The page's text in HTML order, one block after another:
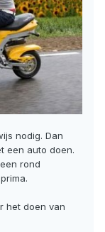
nodig. Dan
een auto doen.
rond
het doen van